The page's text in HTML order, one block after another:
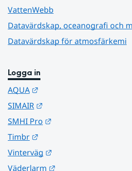
VattenWebb
Datavärdskap, oceanografi och
Datavärdskap för atmosfärkemi
Logga in
AQUA
SIMAIR
SMHI Pro
Timbr
Vinterväg
Väderlarm